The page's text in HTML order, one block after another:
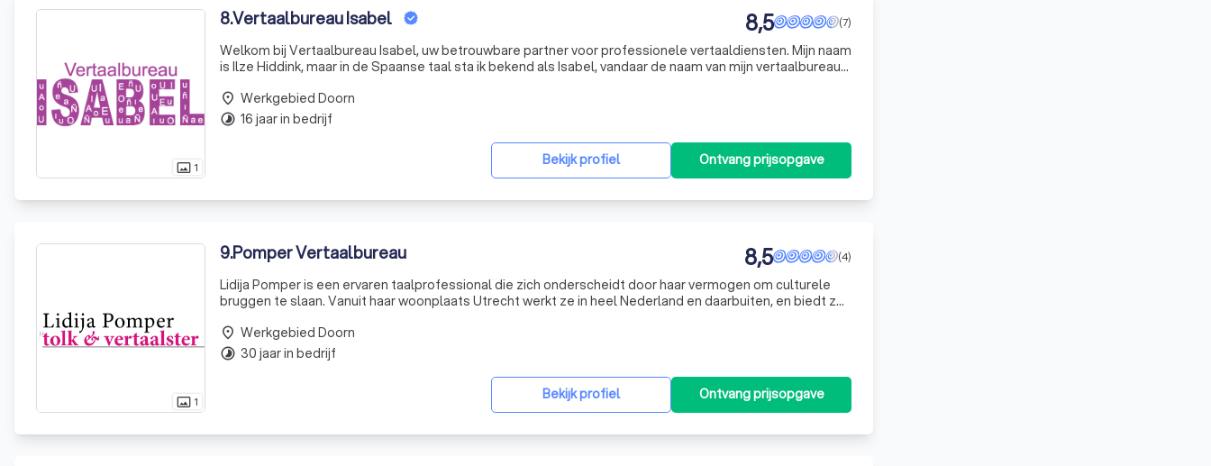
photo_size_select_actual 1
8.Vertaalbureau Isabel (7)
8,5
Welkom bij Vertaalbureau Isabel, uw betrouwbare partner voor professionele vertaaldiensten. Mijn naam
is Ilze Hiddink, maar in de Spaanse taal sta ik bekend als Isabel, vandaar de naam van mijn vertaalbureau.
Bekijk profiel Ontvang prijsopgave
place Werkgebied Doorn
timelapse 16 jaar in bedrijf
photo_size_select_actual 1
9.Pomper Vertaalbureau (4)
8,5
Lidija Pomper is een ervaren taalprofessional die zich onderscheidt door haar vermogen om culturele
bruggen te slaan. Vanuit haar woonplaats Utrecht werkt ze in heel Nederland en daarbuiten, en biedt ze
Bekijk profiel Ontvang prijsopgave
place Werkgebied Doorn
timelapse 30 jaar in bedrijf